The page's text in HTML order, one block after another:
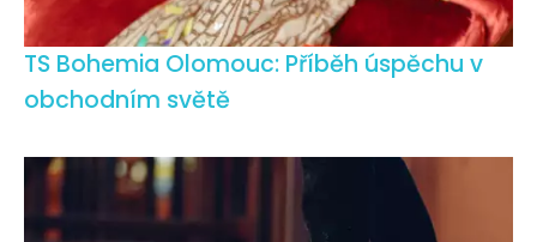
TS Bohemia Olomouc: Příběh úspěchu v
obchodním světě